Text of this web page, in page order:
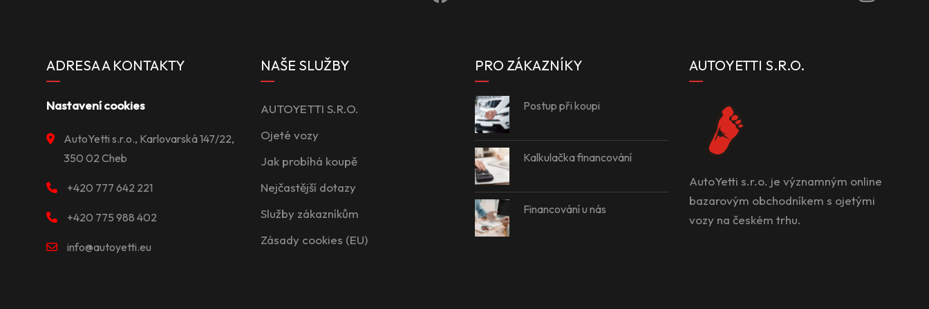
ADRESA A KONTAKTY
Nastavení cookies
AutoYetti s.r.o., Karlovarská 147/22,
350 02 Cheb
+420 777 642 221
+420 775 988 402
info@autoyetti.eu
NAŠE SLUŽBY
AUTOYETTI S.R.O.
Ojeté vozy
Jak probíhá koupě
Nejčastější dotazy
Služby zákazníkům
Zásady cookies (EU)
PRO ZÁKAZNÍKY
Postup při koupi
Kalkulačka financování
Financování u nás
AUTOYETTI S.R.O.
AutoYetti s.r.o. je významným online
bazarovým obchodníkem s ojetými
vozy na českém trhu.